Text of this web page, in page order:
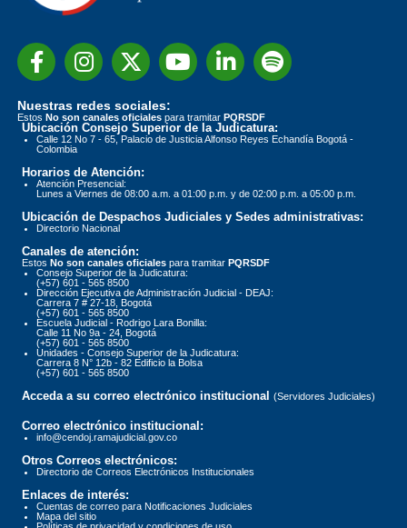
Nuestras redes sociales:
Estos No son canales oficiales para tramitar PQRSDF
Ubicación Consejo Superior de la Judicatura:
Calle 12 No 7 - 65, Palacio de Justicia Alfonso Reyes Echandía Bogotá -
Colombia
Horarios de Atención:
Atención Presencial:
Lunes a Viernes de 08:00 a.m. a 01:00 p.m. y de 02:00 p.m. a 05:00 p.m.
Ubicación de Despachos Judiciales y Sedes administrativas:
Directorio Nacional
Canales de atención:
Estos No son canales oficiales para tramitar PQRSDF
Consejo Superior de la Judicatura:
(+57) 601 - 565 8500
Dirección Ejecutiva de Administración Judicial - DEAJ:
Carrera 7 # 27-18, Bogotá
(+57) 601 - 565 8500
Escuela Judicial - Rodrigo Lara Bonilla:
Calle 11 No 9a - 24, Bogotá
(+57) 601 - 565 8500
Unidades - Consejo Superior de la Judicatura:
Carrera 8 N° 12b - 82 Edificio la Bolsa
(+57) 601 - 565 8500
Acceda a su correo electrónico institucional (Servidores Judiciales)
Correo electrónico institucional:
info@cendoj.ramajudicial.gov.co
Otros Correos electrónicos:
Directorio de Correos Electrónicos Institucionales
Enlaces de interés:
Cuentas de correo para Notificaciones Judiciales
Mapa del sitio